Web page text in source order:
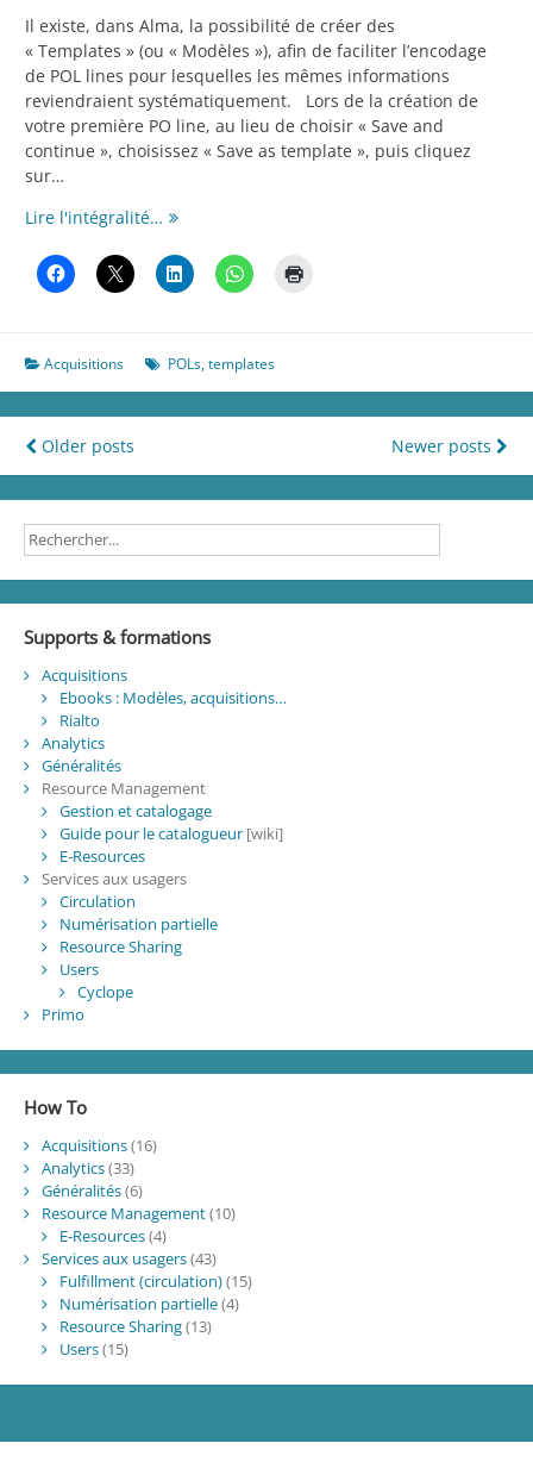
Il existe, dans Alma, la possibilité de créer des
« Templates » (ou « Modèles »), afin de faciliter l’encodage
de POL lines pour lesquelles les mêmes informations
reviendraient systématiquement. Lors de la création de
votre première PO line, au lieu de choisir « Save and
continue », choisissez « Save as template », puis cliquez
sur…
Lire l'intégralité… Utilisation
«
POL
Acquisitions POLs,templates
Navigation
des
articles
Older posts Newer posts
Supports & formations
Acquisitions
Ebooks : Modèles, acquisitions…
Rialto
Analytics
Généralités
Resource Management
Gestion et catalogage
Guide pour le catalogueur[wiki]
E-Resources
Services aux usagers
Circulation
Numérisation partielle
Resource Sharing
Users
Cyclope
Primo
How To
Acquisitions(16)
Analytics(33)
Généralités(6)
Resource Management(10)
E-Resources(4)
Services aux usagers(43)
Fulfillment (circulation)(15)
Numérisation partielle(4)
Resource Sharing(13)
Users(15)